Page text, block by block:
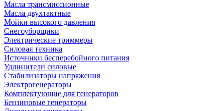
Масла трансмиссионные
Масла двухтактные
Мойки высокого давления
Снегоуборщики
Электрические триммеры
Силовая техника
Источники бесперебойного питания
Удлинители силовые
Стабилизаторы напряжения
Электрогенераторы
Комплектующие для генераторов
Бензиновые генераторы